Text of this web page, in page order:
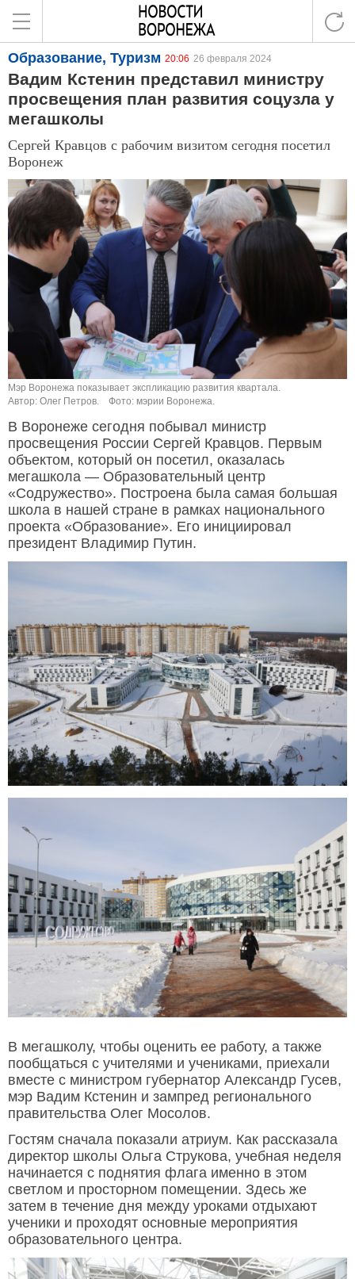
Образование, Туризм 20:06 26 февраля 2024
Вадим Кстенин представил министру
просвещения план развития соцузла у
мегашколы
Сергей Кравцов с рабочим визитом сегодня посетил
Воронеж
Мэр Воронежа показывает экспликацию развития квартала.
Автор: Олег Петров.
Фото: мэрии Воронежа.
В Воронеже сегодня побывал министр
просвещения России Сергей Кравцов. Первым
объектом, который он посетил, оказалась
мегашкола — Образовательный центр
«Содружество». Построена была самая большая
школа в нашей стране в рамках национального
проекта «Образование». Его инициировал
президент Владимир Путин.
В мегашколу, чтобы оценить ее работу, а также
пообщаться с учителями и учениками, приехали
вместе с министром губернатор Александр Гусев,
мэр Вадим Кстенин и зампред регионального
правительства Олег Мосолов.
Гостям сначала показали атриум. Как рассказала
директор школы Ольга Струкова, учебная неделя
начинается с поднятия флага именно в этом
светлом и просторном помещении. Здесь же
затем в течение дня между уроками отдыхают
ученики и проходят основные мероприятия
образовательного центра.